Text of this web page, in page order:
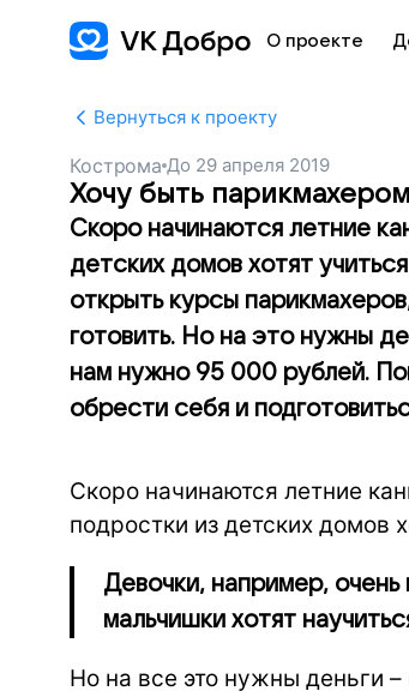
О проекте
Вернуться к проекту
Кострома До 29 апреля 2019
Хочу быть
Скоро начинаются летние
детских домов хотят
открыть курсы
готовить. Но на это нужны
нам нужно 95 000 рублей.
обрести себя и
Скоро начинаются летние
подростки из детских домов
Девочки, например,
мальчишки хотят
Но на все это нужны деньги